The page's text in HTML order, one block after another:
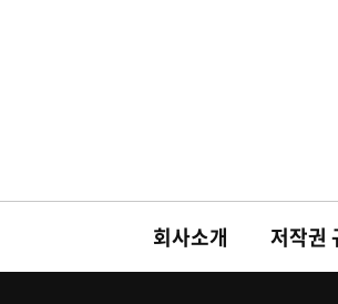
회사소개 저작권